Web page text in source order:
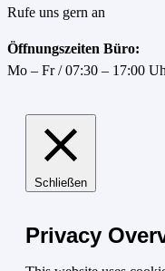
Rufe uns gern an
Öffnungszeiten Büro:
Mo – Fr / 07:30 – 17:00
Schließen
Privacy